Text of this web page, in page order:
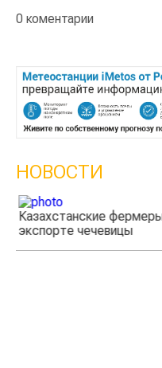
0 коментарии
НОВОСТИ
Казахстанские
экспорте чечевицы